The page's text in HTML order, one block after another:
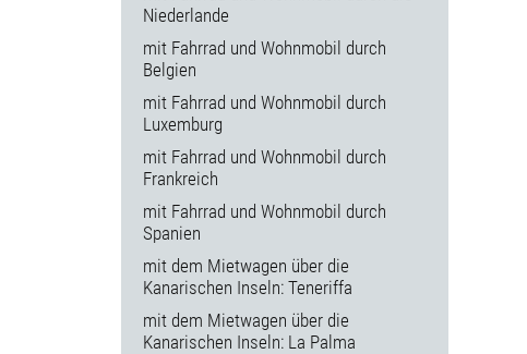
Niederlande
mit Fahrrad und Wohnmobil durch
Belgien
mit Fahrrad und Wohnmobil durch
Luxemburg
mit Fahrrad und Wohnmobil durch
Frankreich
mit Fahrrad und Wohnmobil durch
Spanien
mit dem Mietwagen über die
Kanarischen Inseln: Teneriffa
mit dem Mietwagen über die
Kanarischen Inseln: La Palma